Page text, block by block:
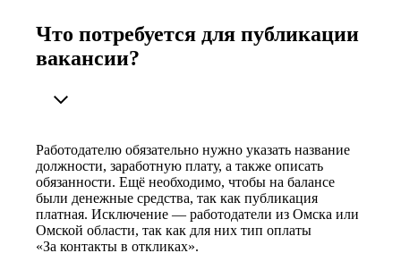
Что потребуется для публикации
вакансии?
Работодателю обязательно нужно указать название
должности, заработную плату, а также описать
обязанности. Ещё необходимо, чтобы на балансе
были денежные средства, так как публикация
платная. Исключение — работодатели из Омска или
Омской области, так как для них тип оплаты
«За контакты в откликах».